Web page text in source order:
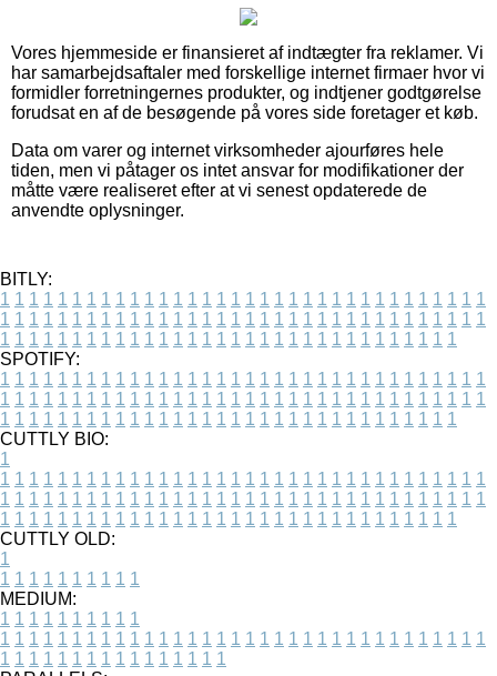
Vores hjemmeside er finansieret af indtægter fra reklamer. Vi
har samarbejdsaftaler med forskellige internet firmaer hvor vi
formidler forretningernes produkter, og indtjener godtgørelse
forudsat en af de besøgende på vores side foretager et køb.
Data om varer og internet virksomheder ajourføres hele
tiden, men vi påtager os intet ansvar for modifikationer der
måtte være realiseret efter at vi senest opdaterede de
anvendte oplysninger.
BITLY:
1 1 1 1 1 1 1 1 1 1 1 1 1 1 1 1 1 1 1 1 1 1 1 1 1 1 1 1 1 1 1 1 1 1
1 1 1 1 1 1 1 1 1 1 1 1 1 1 1 1 1 1 1 1 1 1 1 1 1 1 1 1 1 1 1 1 1 1
1 1 1 1 1 1 1 1 1 1 1 1 1 1 1 1 1 1 1 1 1 1 1 1 1 1 1 1 1 1 1 1
SPOTIFY:
1 1 1 1 1 1 1 1 1 1 1 1 1 1 1 1 1 1 1 1 1 1 1 1 1 1 1 1 1 1 1 1 1 1
1 1 1 1 1 1 1 1 1 1 1 1 1 1 1 1 1 1 1 1 1 1 1 1 1 1 1 1 1 1 1 1 1 1
1 1 1 1 1 1 1 1 1 1 1 1 1 1 1 1 1 1 1 1 1 1 1 1 1 1 1 1 1 1 1 1
CUTTLY BIO:
1
1 1 1 1 1 1 1 1 1 1 1 1 1 1 1 1 1 1 1 1 1 1 1 1 1 1 1 1 1 1 1 1 1 1
1 1 1 1 1 1 1 1 1 1 1 1 1 1 1 1 1 1 1 1 1 1 1 1 1 1 1 1 1 1 1 1 1 1
1 1 1 1 1 1 1 1 1 1 1 1 1 1 1 1 1 1 1 1 1 1 1 1 1 1 1 1 1 1 1 1
CUTTLY OLD:
1
1 1 1 1 1 1 1 1 1 1
MEDIUM:
1 1 1 1 1 1 1 1 1 1
1 1 1 1 1 1 1 1 1 1 1 1 1 1 1 1 1 1 1 1 1 1 1 1 1 1 1 1 1 1 1 1 1 1
1 1 1 1 1 1 1 1 1 1 1 1 1 1 1 1